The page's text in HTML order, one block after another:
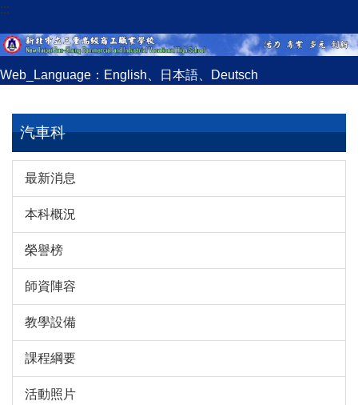
跳
到
主
要
內
:::
Web_Language： English 日本語 Deutsch
汽車科
最新消息
本科概況
榮譽榜
師資陣容
教學設備
課程綱要
活動照片